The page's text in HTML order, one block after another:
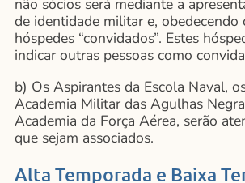
não sócios será mediante a
de identidade militar e, obedecendo
hóspedes “convidados”. Estes
indicar outras pessoas como
b) Os Aspirantes da Escola Naval,
Academia Militar das Agulhas
Academia da Força Aérea, serão
que sejam associados.
Alta Temporada e Baixa